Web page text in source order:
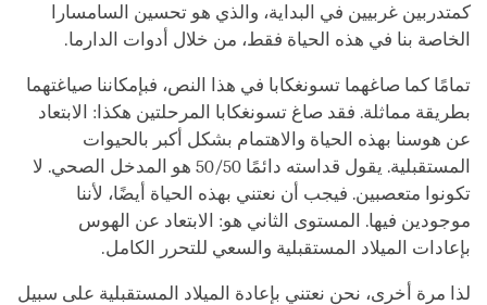
كمتدربين غربيين في البداية، والذي هو تحسين السامسارا
الخاصة بنا في هذه الحياة فقط، من خلال أدوات الدارما.
تمامًا كما صاغهما تسونغكابا في هذا النص، فبإمكاننا صياغتهما
بطريقة مماثلة. فقد صاغ تسونغكابا المرحلتين هكذا: الابتعاد
عن هوسنا بهذه الحياة والاهتمام بشكل أكبر بالحيوات
المستقبلية. يقول قداسته دائمًا 50/50 هو المدخل الصحي. لا
تكونوا متعصبين. فيجب أن نعتني بهذه الحياة أيضًا، لأننا
موجودين فيها. المستوى الثاني هو: الابتعاد عن الهوس
بإعادات الميلاد المستقبلية والسعي للتحرر الكامل.
لذا مرة أخرى، نحن نعتني بإعادة الميلاد المستقبلية على سبيل